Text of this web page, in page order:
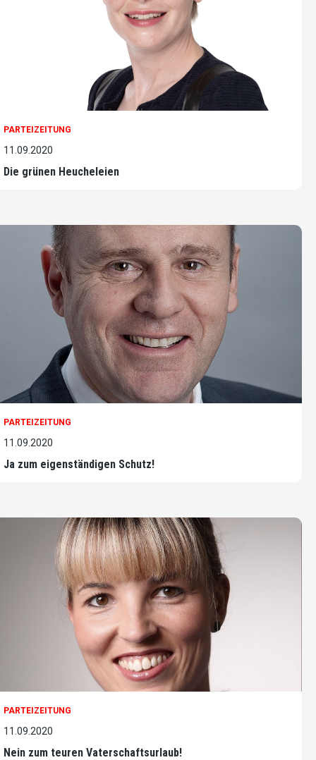
PARTEIZEITUNG
11.09.2020
Die grünen Heucheleien
PARTEIZEITUNG
11.09.2020
Ja zum eigenständigen Schutz!
PARTEIZEITUNG
11.09.2020
Nein zum teuren Vaterschaftsurlaub!